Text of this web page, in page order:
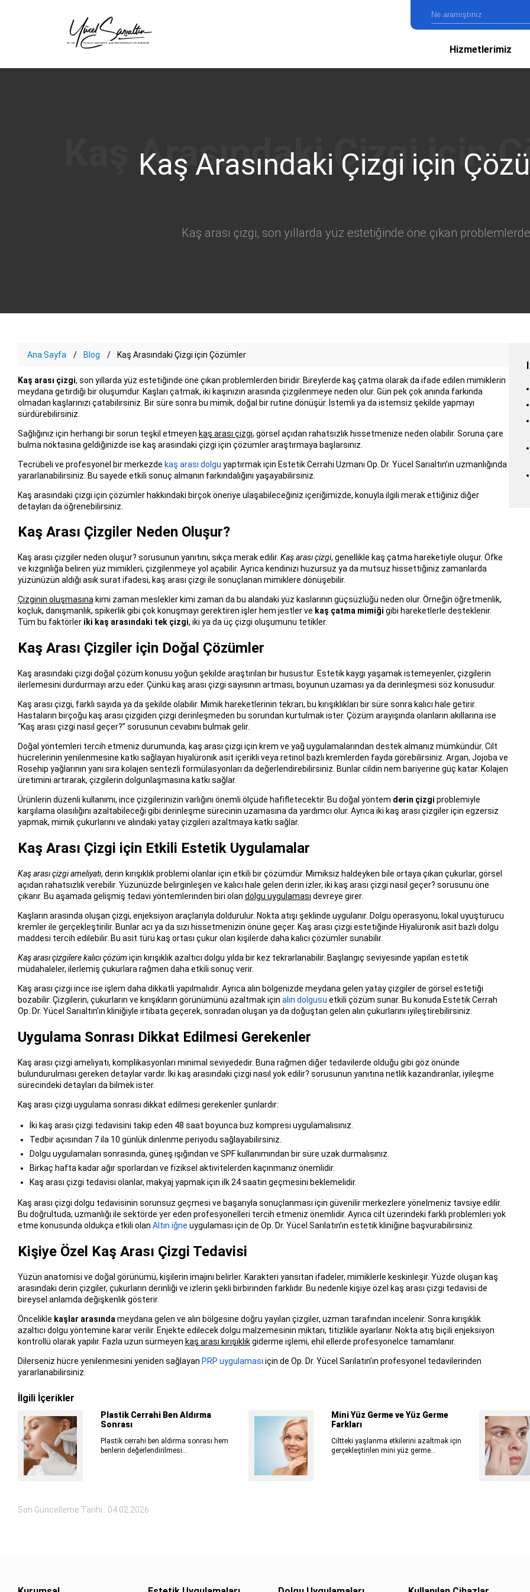
Hizmetlerimiz
Kaş Arasındaki Çizgi için
Kaş arası çizgi, son yıllarda yüz estetiğinde öne çıkan
Ana Sayfa Blog Kaş Arasındaki Çizgi için Çözümler
Kaş arası çizgi, son yıllarda yüz estetiğinde öne çıkan problemlerden biridir. Bireylerde kaş çatma olarak da ifade edilen mimiklerin
meydana getirdiği bir oluşumdur. Kaşları çatmak, iki kaşınızın arasında çizgilenmeye neden olur. Gün pek çok anında farkında
olmadan kaşlarınızı çatabilirsiniz. Bir süre sonra bu mimik, doğal bir rutine dönüşür. İstemli ya da istemsiz şekilde yapmayı
sürdürebilirsiniz.
Sağlığınız için herhangi bir sorun teşkil etmeyen kaş arası çizgi, görsel açıdan rahatsızlık hissetmenize neden olabilir. Soruna çare
bulma noktasına geldiğinizde ise kaş arasındaki çizgi için çözümler araştırmaya başlarsınız.
Tecrübeli ve profesyonel bir merkezde kaş arası dolgu yaptırmak için Estetik Cerrahi Uzmanı Op. Dr. Yücel Sarıaltın’ın uzmanlığında
yararlanabilirsiniz. Bu sayede etkili sonuç almanın farkındalığını yaşayabilirsiniz.
Kaş arasındaki çizgi için çözümler hakkındaki birçok öneriye ulaşabileceğiniz içeriğimizde, konuyla ilgili merak ettiğiniz diğer
detayları da öğrenebilirsiniz.
Kaş Arası Çizgiler Neden Oluşur?
Kaş arası çizgiler neden oluşur? sorusunun yanıtını, sıkça merak edilir. Kaş arası çizgi, genellikle kaş çatma hareketiyle oluşur. Öfke
ve kızgınlığa beliren yüz mimikleri, çizgilenmeye yol açabilir. Ayrıca kendinizi huzursuz ya da mutsuz hissettiğiniz zamanlarda
yüzünüzün aldığı asık surat ifadesi, kaş arası çizgi ile sonuçlanan mimiklere dönüşebilir.
Çizginin oluşmasınakimi zaman meslekler kimi zaman da bu alandaki yüz kaslarının güçsüzlüğü neden olur. Örneğin öğretmenlik,
koçluk, danışmanlık, spikerlik gibi çok konuşmayı gerektiren işler hem jestler ve kaş çatma mimiği gibi hareketlerle desteklenir.
Tüm bu faktörler iki kaş arasındaki tek çizgi, iki ya da üç çizgi oluşumunu tetikler.
Kaş Arası Çizgiler için Doğal Çözümler
Kaş arasındaki çizgi doğal çözüm konusu yoğun şekilde araştırılan bir husustur. Estetik kaygı yaşamak istemeyenler, çizgilerin
ilerlemesini durdurmayı arzu eder. Çünkü kaş arası çizgi sayısının artması, boyunun uzaması ya da derinleşmesi söz konusudur.
Kaş arası çizgi, farklı sayıda ya da şekilde olabilir. Mimik hareketlerinin tekrarı, bu kırışıklıkları bir süre sonra kalıcı hale getirir.
Hastaların birçoğu kaş arası çizgiden çizgi derinleşmeden bu sorundan kurtulmak ister. Çözüm arayışında olanların akıllarına ise
“Kaş arası çizgi nasıl geçer?” sorusunun cevabını bulmak gelir.
Doğal yöntemleri tercih etmeniz durumunda, kaş arası çizgi için krem ve yağ uygulamalarından destek almanız mümkündür. Cilt
hücrelerinin yenilenmesine katkı sağlayan hiyalüronik asit içerikli veya retinol bazlı kremlerden fayda görebilirsiniz. Argan, Jojoba ve
Rosehip yağlarının yanı sıra kolajen sentezli formülasyonları da değerlendirebilirsiniz. Bunlar cildin nem bariyerine güç katar. Kolajen
üretimini artırarak, çizgilerin dolgunlaşmasına katkı sağlar.
Ürünlerin düzenli kullanımı, ince çizgilerinizin varlığını önemli ölçüde hafifletecektir. Bu doğal yöntem derin çizgi problemiyle
karşılama olasılığını azaltabileceği gibi derinleşme sürecinin uzamasına da yardımcı olur. Ayrıca iki kaş arası çizgiler için egzersiz
yapmak, mimik çukurlarını ve alındaki yatay çizgileri azaltmaya katkı sağlar.
Kaş Arası Çizgi için Etkili Estetik Uygulamalar
Kaş arası çizgi ameliyatı, derin kırışıklık problemi olanlar için etkili bir çözümdür. Mimiksiz haldeyken bile ortaya çıkan çukurlar, görsel
açıdan rahatsızlık verebilir. Yüzünüzde belirginleşen ve kalıcı hale gelen derin izler, iki kaş arası çizgi nasıl geçer? sorusunu öne
çıkarır. Bu aşamada gelişmiş tedavi yöntemlerinden biri olan dolgu uygulaması devreye girer.
Kaşların arasında oluşan çizgi, enjeksiyon araçlarıyla doldurulur. Nokta atışı şeklinde uygulanır. Dolgu operasyonu, lokal uyuşturucu
kremler ile gerçekleştirilir. Bunlar acı ya da sızı hissetmenizin önüne geçer. Kaş arası çizgi estetiğinde Hiyalüronik asit bazlı dolgu
maddesi tercih edilebilir. Bu asit türü kaş ortası çukur olan kişilerde daha kalıcı çözümler sunabilir.
Kaş arası çizgilere kalıcı çözüm için kırışıklık azaltıcı dolgu yılda bir kez tekrarlanabilir. Başlangıç seviyesinde yapılan estetik
müdahaleler, ilerlemiş çukurlara rağmen daha etkili sonuç verir.
Kaş arası çizgi ince ise işlem daha dikkatli yapılmalıdır. Ayrıca alın bölgenizde meydana gelen yatay çizgiler de görsel estetiği
bozabilir. Çizgilerin, çukurların ve kırışıkların görünümünü azaltmak için alın dolgusu etkili çözüm sunar. Bu konuda Estetik Cerrah
Op. Dr. Yücel Sarıaltın’ın kliniğiyle irtibata geçerek, sonradan oluşan ya da doğuştan gelen alın çukurlarını iyileştirebilirsiniz.
Uygulama Sonrası Dikkat Edilmesi Gerekenler
Kaş arası çizgi ameliyatı, komplikasyonları minimal seviyededir. Buna rağmen diğer tedavilerde olduğu gibi göz önünde
bulundurulması gereken detaylar vardır. İki kaş arasındaki çizgi nasıl yok edilir? sorusunun yanıtına netlik kazandıranlar, iyileşme
sürecindeki detayları da bilmek ister.
Kaş arası çizgi uygulama sonrası dikkat edilmesi gerekenler şunlardır:
İki kaş arası çizgi tedavisini takip eden 48 saat boyunca buz kompresi uygulamalısınız.
Tedbir açısından 7 ila 10 günlük dinlenme periyodu sağlayabilirsiniz.
Dolgu uygulamaları sonrasında, güneş ışığından ve SPF kullanımından bir süre uzak durmalısınız.
Birkaç hafta kadar ağır sporlardan ve fiziksel aktivitelerden kaçınmanız önemlidir.
Kaş arası çizgi tedavisi olanlar, makyaj yapmak için ilk 24 saatin geçmesini beklemelidir.
Kaş arası çizgi dolgu tedavisinin sorunsuz geçmesi ve başarıyla sonuçlanması için güvenilir merkezlere yönelmeniz tavsiye edilir.
Bu doğrultuda, uzmanlığı ile sektörde yer eden profesyonelleri tercih etmeniz önemlidir. Ayrıca cilt üzerindeki farklı problemleri yok
etme konusunda oldukça etkili olan Altın iğne uygulaması için de Op. Dr. Yücel Sarılatın’ın estetik kliniğine başvurabilirsiniz.
Kişiye Özel Kaş Arası Çizgi Tedavisi
Yüzün anatomisi ve doğal görünümü, kişilerin imajını belirler. Karakteri yansıtan ifadeler, mimiklerle keskinleşir. Yüzde oluşan kaş
arasındaki derin çizgiler, çukurların derinliği ve izlerin şekli birbirinden farklıdır. Bu nedenle kişiye özel kaş arası çizgi tedavisi de
bireysel anlamda değişkenlik gösterir.
Öncelikle kaşlar arasında meydana gelen ve alın bölgesine doğru yayılan çizgiler, uzman tarafından incelenir. Sonra kırışıklık
azaltıcı dolgu yöntemine karar verilir. Enjekte edilecek dolgu malzemesinin miktarı, titizlikle ayarlanır. Nokta atış biçili enjeksiyon
kontrollü olarak yapılır. Fazla uzun sürmeyen kaş arası kırışıklıkgiderme işlemi, ehil ellerde profesyonelce tamamlanır.
Dilerseniz hücre yenilenmesini yeniden sağlayan PRP uygulaması için de Op. Dr. Yücel Sarılatın’ın profesyonel tedavilerinden
yararlanabilirsiniz.
İlgili İçerikler
Plastik Cerrahi Ben Aldırma
Sonrası
Plastik cerrahi ben aldırma sonrası hem
benlerin değerlendirilmesi...
Mini Yüz Germe ve Yüz Germe
Farkları
Ciltteki yaşlanma etkilerini azaltmak için
gerçekleştirilen mini yüz germe...
Son Güncelleme Tarihi : 04.02.2026